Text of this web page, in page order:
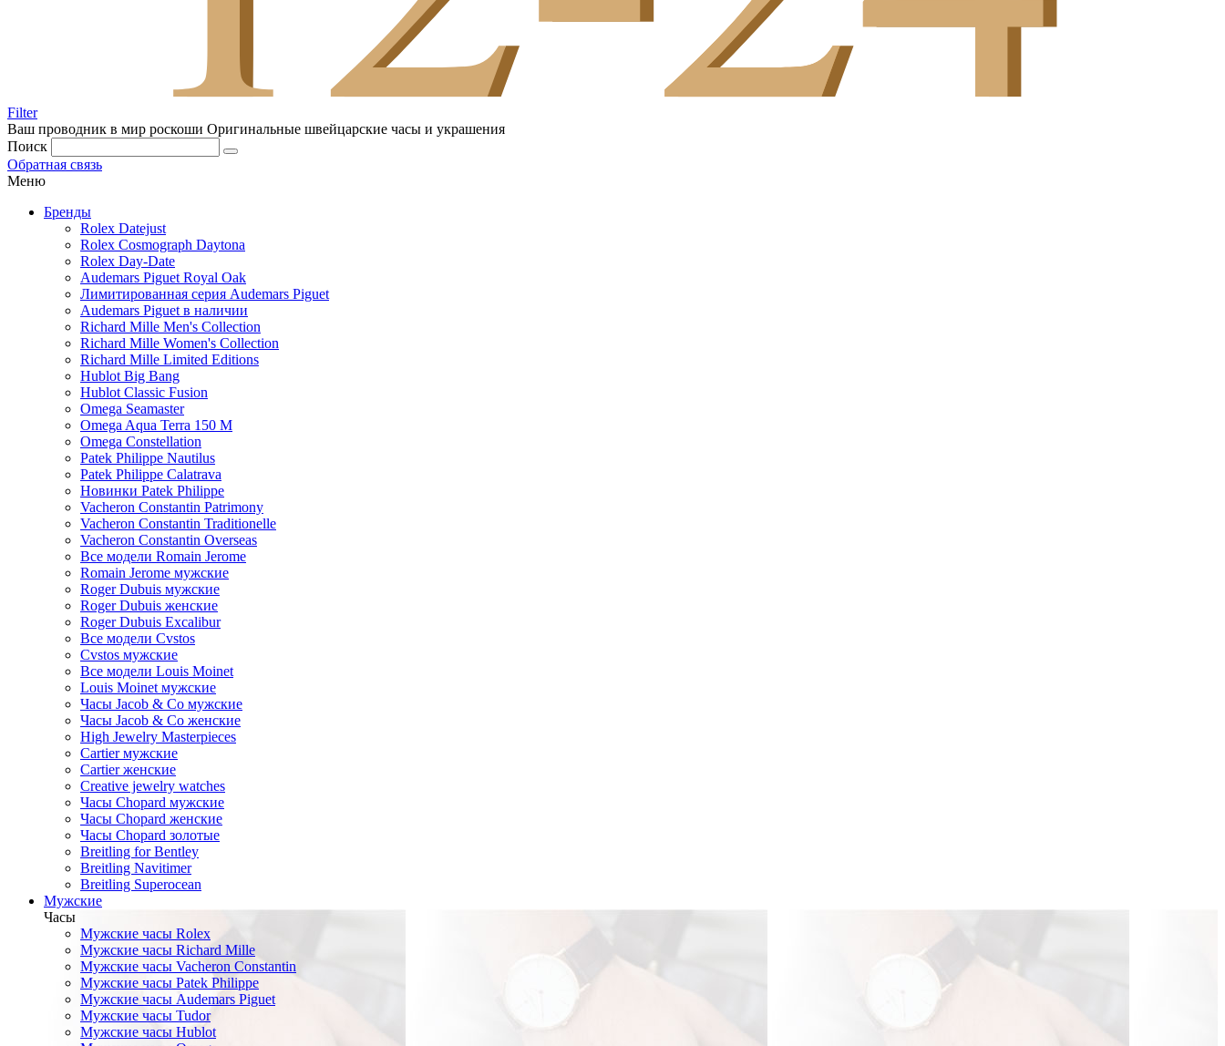
Filter
Ваш проводник в мир роскоши Оригинальные швейцарские часы и украшения
Поиск
Обратная связь
Меню
Бренды
Rolex Datejust
Rolex Cosmograph Daytona
Rolex Day-Date
Audemars Piguet Royal Oak
Лимитированная серия Audemars Piguet
Audemars Piguet в наличии
Richard Mille Men's Collection
Richard Mille Women's Collection
Richard Mille Limited Editions
Hublot Big Bang
Hublot Classic Fusion
Omega Seamaster
Omega Aqua Terra 150 M
Omega Constellation
Patek Philippe Nautilus
Patek Philippe Calatrava
Новинки Patek Philippe
Vacheron Constantin Patrimony
Vacheron Constantin Traditionelle
Vacheron Constantin Overseas
Все модели Romain Jerome
Romain Jerome мужские
Roger Dubuis мужские
Roger Dubuis женские
Roger Dubuis Excalibur
Все модели Cvstos
Cvstos мужские
Все модели Louis Moinet
Louis Moinet мужские
Часы Jacob & Co мужские
Часы Jacob & Co женские
High Jewelry Masterpieces
Cartier мужские
Cartier женские
Creative jewelry watches
Часы Chopard мужские
Часы Сhopard женские
Часы Сhopard золотые
Breitling for Bentley
Breitling Navitimer
Breitling Superocean
Мужские
Часы
Мужские часы Rolex
Мужские часы Richard Mille
Мужские часы Vacheron Constantin
Мужские часы Patek Philippe
Мужские часы Audemars Piguet
Мужские часы Tudor
Мужские часы Hublot